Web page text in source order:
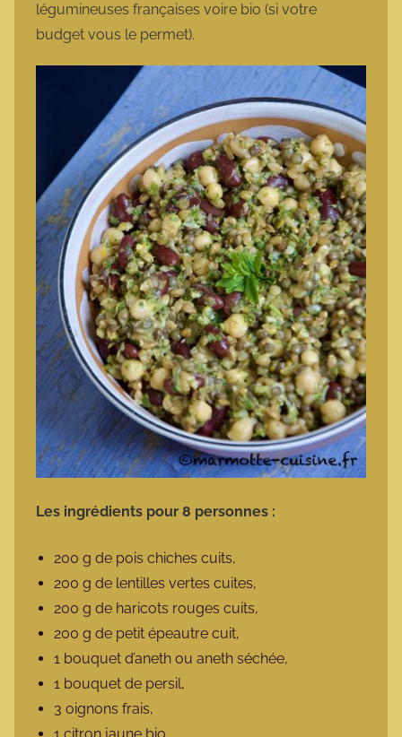
légumineuses françaises voire bio (si votre
budget vous le permet).
Les ingrédients pour 8 personnes :
200 g de pois chiches cuits,
200 g de lentilles vertes cuites,
200 g de haricots rouges cuits,
200 g de petit épeautre cuit,
1 bouquet d’aneth ou aneth séchée,
1 bouquet de persil,
3 oignons frais,